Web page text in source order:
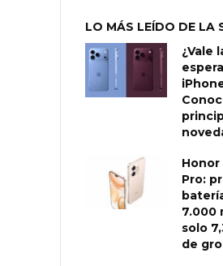
LO MÁS LEÍDO DE LA
¿Vale
Honor
Pro:
7.000
solo
de